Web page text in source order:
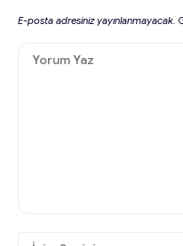
E-posta adresiniz yayınlanmayacak.